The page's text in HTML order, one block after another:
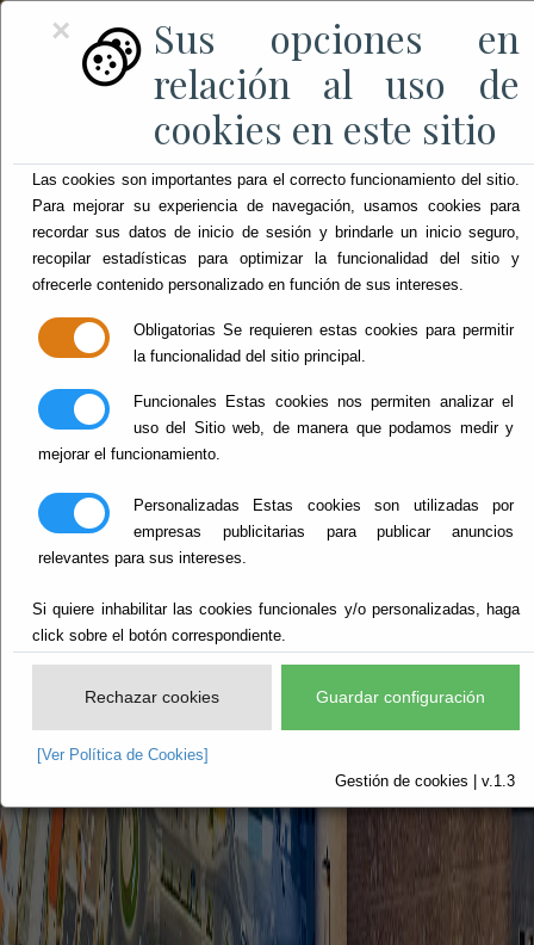
×
Sus opciones en
relación al uso de
cookies en este sitio
Las cookies son importantes para el correcto funcionamiento del sitio.
Para mejorar su experiencia de navegación, usamos cookies para
recordar sus datos de inicio de sesión y brindarle un inicio seguro,
recopilar estadísticas para optimizar la funcionalidad del sitio y
ofrecerle contenido personalizado en función de sus intereses.
Obligatorias Se requieren estas cookies para permitir
la funcionalidad del sitio principal.
Funcionales Estas cookies nos permiten analizar el
uso del Sitio web, de manera que podamos medir y
mejorar el funcionamiento.
Personalizadas Estas cookies son utilizadas por
empresas publicitarias para publicar anuncios
relevantes para sus intereses.
Si quiere inhabilitar las cookies funcionales y/o personalizadas, haga
click sobre el botón correspondiente.
Rechazar cookies Guardar configuración
[Ver Política de Cookies]
Gestión de cookies | v.1.3